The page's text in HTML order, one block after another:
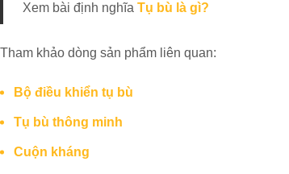
Xem bài định nghĩa Tụ bù là gì?
Tham khảo dòng sản phẩm liên quan:
Bộ điều khiển tụ bù
Tụ bù thông minh
Cuộn kháng